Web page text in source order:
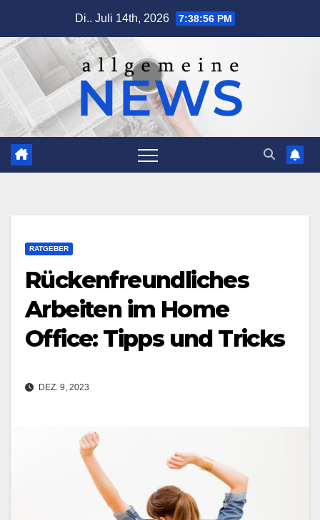
springen
Di.. Juli 14th, 2026 7:38:57 PM
RATGEBER
Rückenfreundliches
Arbeiten im Home
Office: Tipps und Tricks
DEZ. 9, 2023